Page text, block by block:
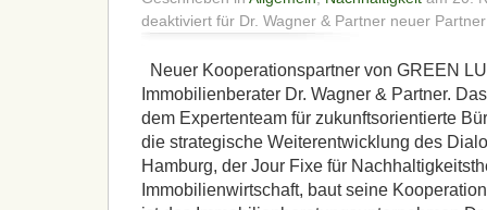
deaktiviert für Dr. Wagner & Partner neuer
Neuer Kooperationspartner von GREEN
Immobilienberater Dr. Wagner & Partner.
dem Expertenteam für zukunftsorientierte
die strategische Weiterentwicklung des
Hamburg, der Jour Fixe für
Immobilienwirtschaft, baut seine